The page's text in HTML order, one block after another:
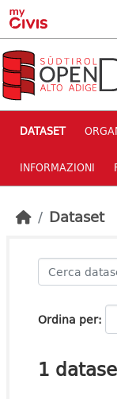
Skip to main content
DATASET
INFORMAZIONI
Dataset
Ordina per
1